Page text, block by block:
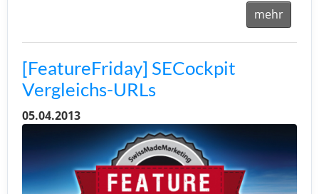
mehr
[FeatureFriday] SECockpit
Vergleichs-URLs
05.04.2013